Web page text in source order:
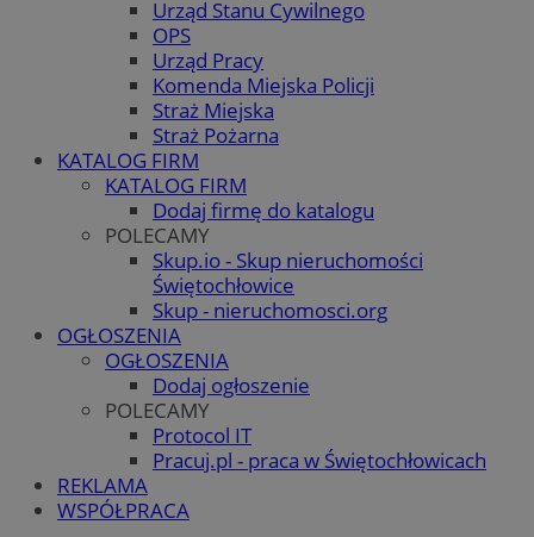
Urząd Stanu Cywilnego
OPS
Urząd Pracy
Komenda Miejska Policji
Straż Miejska
Straż Pożarna
KATALOG FIRM
KATALOG FIRM
Dodaj firmę do katalogu
POLECAMY
Skup.io - Skup nieruchomości
Świętochłowice
Skup - nieruchomosci.org
OGŁOSZENIA
OGŁOSZENIA
Dodaj ogłoszenie
POLECAMY
Protocol IT
Pracuj.pl - praca w Świętochłowicach
REKLAMA
WSPÓŁPRACA